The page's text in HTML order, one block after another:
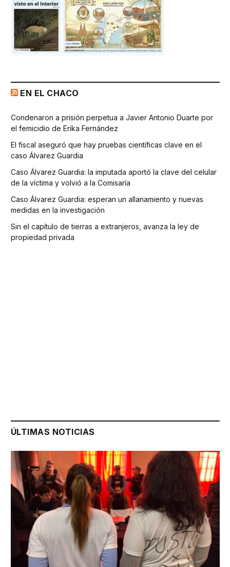
EN EL CHACO
Condenaron a prisión perpetua a Javier Antonio Duarte por
el femicidio de Erika Fernández
El fiscal aseguró que hay pruebas científicas clave en el
caso Álvarez Guardia
Caso Álvarez Guardia: la imputada aportó la clave del celular
de la víctima y volvió a la Comisaría
Caso Álvarez Guardia: esperan un allanamiento y nuevas
medidas en la investigación
Sin el capítulo de tierras a extranjeros, avanza la ley de
propiedad privada
ÚLTIMAS NOTICIAS